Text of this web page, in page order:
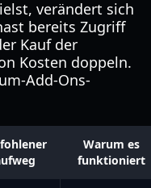
verändert sich
bereits Zugriff
Kauf der
Kosten doppeln.
Add-Ons-
Warum es
funktioniert